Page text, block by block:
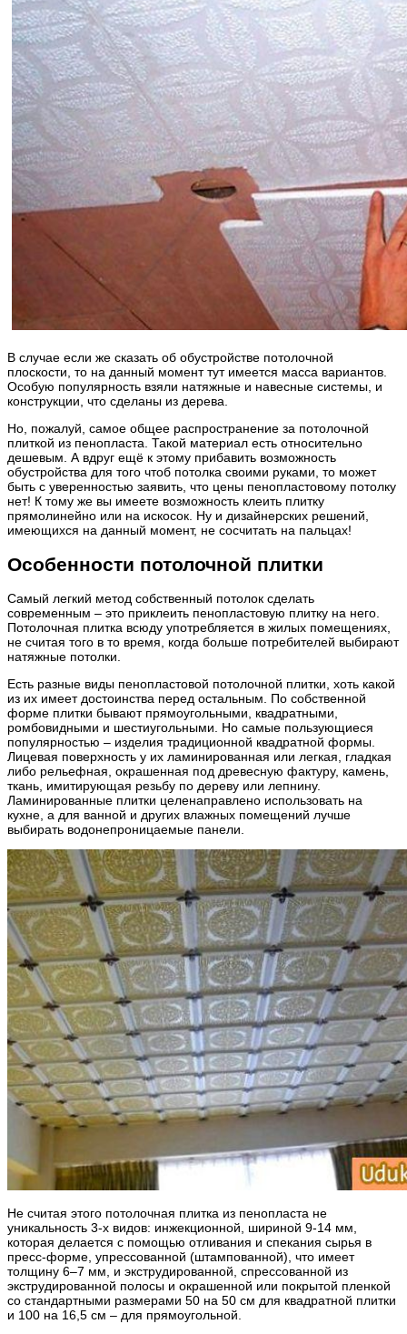
В случае если же сказать об обустройстве потолочной
плоскости, то на данный момент тут имеется масса вариантов.
Особую популярность взяли натяжные и навесные системы, и
конструкции, что сделаны из дерева.
Но, пожалуй, самое общее распространение за потолочной
плиткой из пенопласта. Такой материал есть относительно
дешевым. А вдруг ещё к этому прибавить возможность
обустройства для того чтоб потолка своими руками, то может
быть с уверенностью заявить, что цены пенопластовому потолку
нет! К тому же вы имеете возможность клеить плитку
прямолинейно или на искосок. Ну и дизайнерских решений,
имеющихся на данный момент, не сосчитать на пальцах!
Особенности потолочной плитки
Самый легкий метод собственный потолок сделать
современным – это приклеить пенопластовую плитку на него.
Потолочная плитка всюду употребляется в жилых помещениях,
не считая того в то время, когда больше потребителей выбирают
натяжные потолки.
Есть разные виды пенопластовой потолочной плитки, хоть какой
из их имеет достоинства перед остальным. По собственной
форме плитки бывают прямоугольными, квадратными,
ромбовидными и шестиугольными. Но самые пользующиеся
популярностью – изделия традиционной квадратной формы.
Лицевая поверхность у их ламинированная или легкая, гладкая
либо рельефная, окрашенная под древесную фактуру, камень,
ткань, имитирующая резьбу по дереву или лепнину.
Ламинированные плитки целенаправлено использовать на
кухне, а для ванной и других влажных помещений лучше
выбирать водонепроницаемые панели.
Не считая этого потолочная плитка из пенопласта не
уникальность 3-х видов: инжекционной, шириной 9-14 мм,
которая делается с помощью отливания и спекания сырья в
пресс-форме, упрессованной (штампованной), что имеет
толщину 6–7 мм, и экструдированной, спрессованной из
экструдированной полосы и окрашенной или покрытой пленкой
со стандартными размерами 50 на 50 см для квадратной плитки
и 100 на 16,5 см – для прямоугольной.